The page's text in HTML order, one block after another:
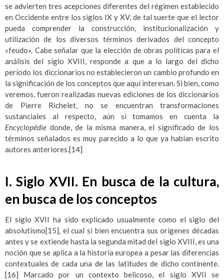
se advierten tres acepciones diferentes del régimen establecido
en Occidente entre los siglos IX y XV, de tal suerte que el lector
pueda comprender la construcción, institucionalización y
utilización de los diversos términos derivados del concepto
«feudo». Cabe señalar que la elección de obras políticas para el
análisis del siglo XVIII, responde a que a lo largo del dicho
período los diccionarios no establecieron un cambio profundo en
la significación de los conceptos que aquí interesan. Si bien, como
veremos, fueron realizadas nuevas ediciones de los diccionarios
de Pierre Richelet, no se encuentran transformaciones
sustanciales al respecto, aún si tomamos en cuenta la
Encyclopédie donde, de la misma manera, el significado de los
términos señalados es muy parecido a lo que ya habían escrito
autores anteriores.[14]
I.Siglo XVII. En busca de la cultura,
en busca de los conceptos
El siglo XVII ha sido explicado usualmente como el siglo del
absolutismo[15], el cual si bien encuentra sus orígenes décadas
antes y se extiende hasta la segunda mitad del siglo XVIII, es una
noción que se aplica a la historia europea a pesar las diferencias
contextuales de cada una de las latitudes de dicho continente.
[16] Marcado por un contexto belicoso, el siglo XVII se